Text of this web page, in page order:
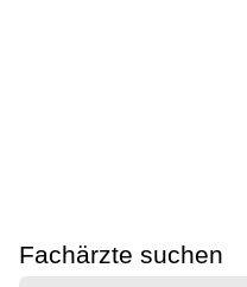
Fachärzte suchen